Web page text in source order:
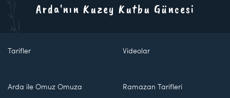
Arda'nın Kuzey Kutbu Güncesi
Tarifler Videolar
Arda ile Omuz Omuza Ramazan Tarifleri